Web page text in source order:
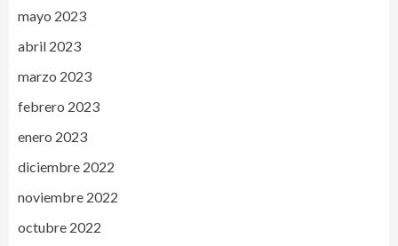
mayo 2023
abril 2023
marzo 2023
febrero 2023
enero 2023
diciembre 2022
noviembre 2022
octubre 2022